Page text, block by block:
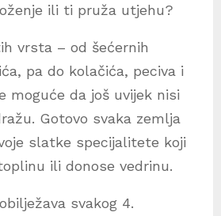
ili ti pruža utjehu?
vrsta – od šećernih
pa do kolačića, peciva i
moguće da još uvijek nisi
Gotovo svaka zemlja
slatke specijalitete koji
ili donose vedrinu.
svakog 4.